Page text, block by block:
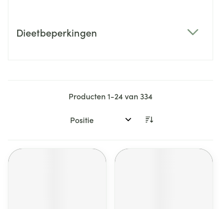
Dieetbeperkingen
Producten1-24van334
Sorteer op: